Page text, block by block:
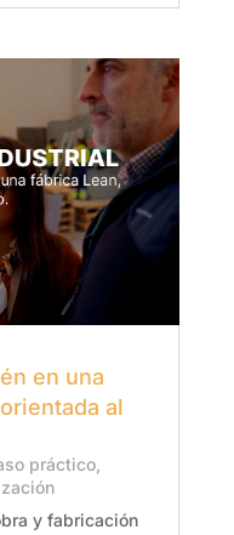
en una
al
práctico,
y fabricación